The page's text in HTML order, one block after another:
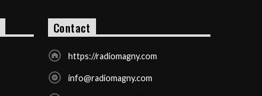
Contact
https://radiomagny.com
info@radiomagny.com